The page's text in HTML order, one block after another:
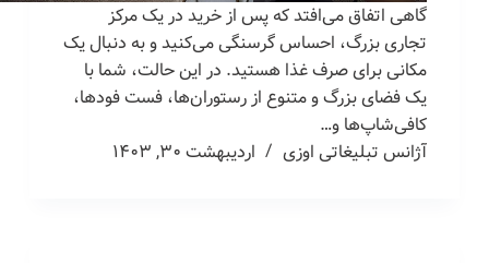
گاهی اتفاق می‌افتد که پس از خرید در یک مرکز
تجاری بزرگ، احساس گرسنگی می‌کنید و به دنبال یک
مکانی برای صرف غذا هستید. در این حالت، شما با
یک فضای بزرگ و متنوع از رستوران‌ها، فست فودها،
کافی‌شاپ‌ها و…
آژانس تبلیغاتی اوزی
اردیبهشت ۳۰, ۱۴۰۳